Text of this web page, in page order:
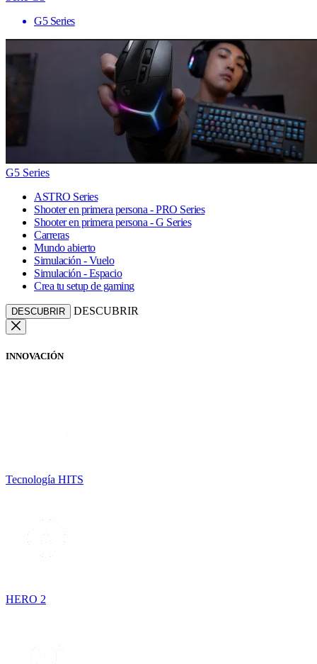
G5 Series
G5 Series
ASTRO Series
Shooter en primera persona - PRO Series
Shooter en primera persona - G Series
Carreras
Mundo abierto
Simulación - Vuelo
Simulación - Espacio
Crea tu setup de gaming
DESCUBRIR DESCUBRIR
INNOVACIÓN
Tecnología HITS
HERO 2